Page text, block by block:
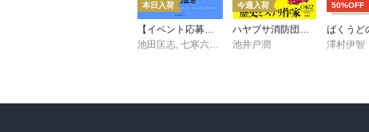
本日入荷
【イベント応募シリアルコード付】池田匡志出演・オーディオフォトブック「あの日」SPECIAL EDITION（音声／動画付）
池田匡志, 七寒六温 konoko58,
今週入荷
ハヤブサ消防団 森へつづく道
池井戸潤
50%OFF
ばくうど
澤村伊智